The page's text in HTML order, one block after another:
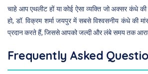
चाहे आप एथलीट हों या कोई ऐसा व्यक्ति जो अक्सर कंधे
हो, डॉ. विक्रम शर्मा जयपुर में सबसे विश्वसनीय कंधे की
प्रदान करते हैं, जिससे आपको जल्दी और लंबे समय तक
Frequently Asked